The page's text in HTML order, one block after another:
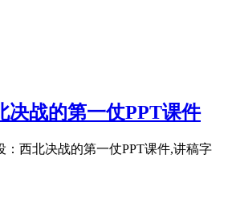
决战的第一仗PPT课件
：西北决战的第一仗PPT课件,讲稿字